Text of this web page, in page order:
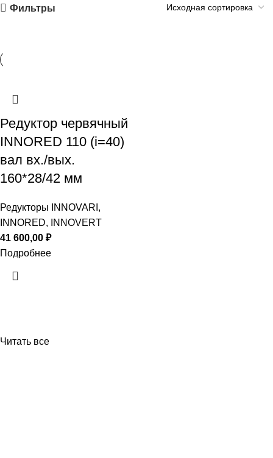
Фильтры
Редуктор червячный
INNORED 110 (i=40)
вал вх./вых.
160*28/42 мм
Редукторы INNOVARI,
INNORED, INNOVERT
41 600,00 ₽
Подробнее
Читать все